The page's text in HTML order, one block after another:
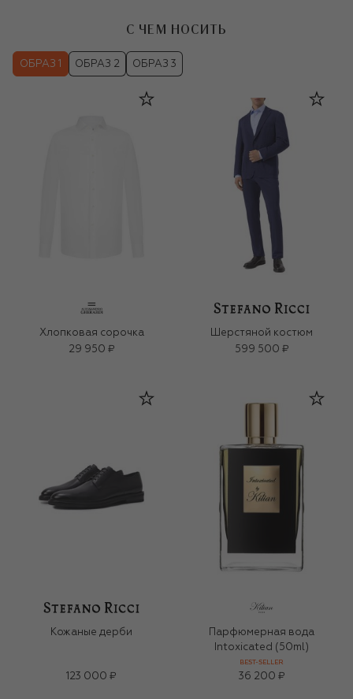
С ЧЕМ НОСИТЬ
ОБРАЗ 1 ОБРАЗ 2 ОБРАЗ 3
Хлопковая сорочка
29 950 ₽
Шерстяной костюм
599 500 ₽
Кожаные дерби
123 000 ₽
Парфюмерная вода
Intoxicated (50ml)
BEST-SELLER
36 200 ₽